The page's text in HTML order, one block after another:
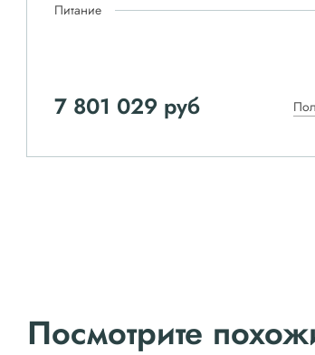
Питание
7 801 029 руб
Посмотрите